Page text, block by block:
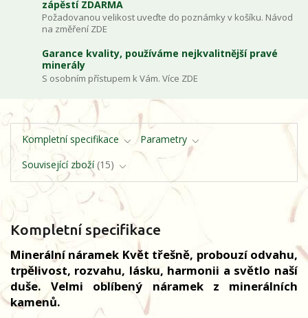
zápěstí ZDARMA
Požadovanou velikost uveďte do poznámky v košíku. Návod
na změření ZDE
Garance kvality, používáme nejkvalitnější pravé
minerály
S osobním přístupem k Vám. Více ZDE
Kompletní specifikace
Parametry
Související zboží 15
Kompletní specifikace
Minerální náramek Květ třešně, probouzí odvahu,
trpělivost, rozvahu, lásku, harmonii a světlo naší
duše. Velmi oblíbený náramek z minerálních
kamenů.